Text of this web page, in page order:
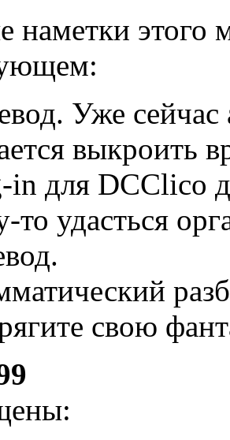
наметки этого
Уже сейчас
выкроить
in для DCClico
то удасться
свою